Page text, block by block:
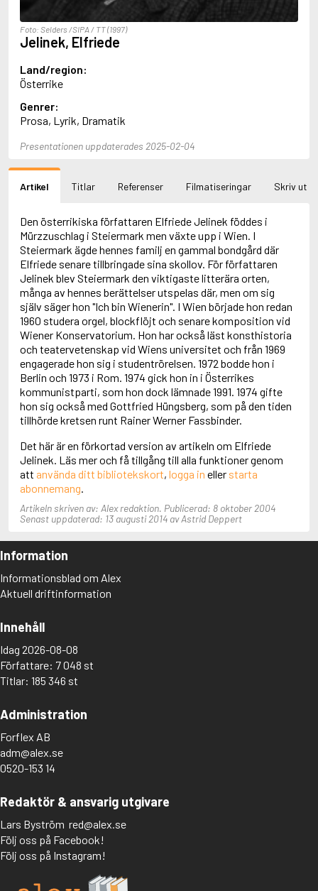
Adam de la Halle
Adamov, Arthur
Adams, Douglas
Adams, Herbert
Adams, Jane
Adams, Richard
Adbåge, Emma
Adbåge, Lisen
Adelborg, Ottilia
Adiga, Aravind
Adnan, Etel
Adolfsson, Evert
Adolfsson, Gunnar
Adolfsson, Josefine
Adolfsson, Maria
Adolphsen, Peter
Foto: Selders /SIPA / TT (1997)
Jelinek, Elfriede
Land/region:
Österrike
Genrer:
Prosa, Lyrik, Dramatik
Presentationen uppdaterades 2025-02-04
Artikel Titlar Referenser Filmatiseringar Skriv ut
Den österrikiska författaren Elfriede Jelinek föddes i
Mürzzuschlag i Steiermark men växte upp i Wien. I
Steiermark ägde hennes familj en gammal bondgård där
Elfriede senare tillbringade sina skollov. För författaren
Jelinek blev Steiermark den viktigaste litterära orten,
många av hennes berättelser utspelas där, men om sig
själv säger hon "Ich bin Wienerin". I Wien började hon redan
1960 studera orgel, blockflöjt och senare komposition vid
Wiener Konservatorium. Hon har också läst konsthistoria
och teatervetenskap vid Wiens universitet och från 1969
engagerade hon sig i studentrörelsen. 1972 bodde hon i
Berlin och 1973 i Rom. 1974 gick hon in i Österrikes
kommunistparti, som hon dock lämnade 1991. 1974 gifte
hon sig också med Gottfried Hüngsberg, som på den tiden
tillhörde kretsen runt Rainer Werner Fassbinder.
Det här är en förkortad version av artikeln om Elfriede
Jelinek. Läs mer och få tillgång till alla funktioner genom
att använda ditt bibliotekskort, logga in eller starta
abonnemang
Artikeln skriven av: Alex redaktion. Publicerad: 8 oktober 2004
Senast uppdaterad: 13 augusti 2014 av Astrid Deppert
Information
Informationsblad om Alex
Aktuell driftinformation
Innehåll
Idag 2026-08-08
Författare: 7 048 st
Titlar: 185 346 st
Administration
Forflex AB
adm@alex.se
0520-153 14
Redaktör & ansvarig utgivare
Lars Byström red@alex.se
Följ oss på Facebook!
Följ oss på Instagram!